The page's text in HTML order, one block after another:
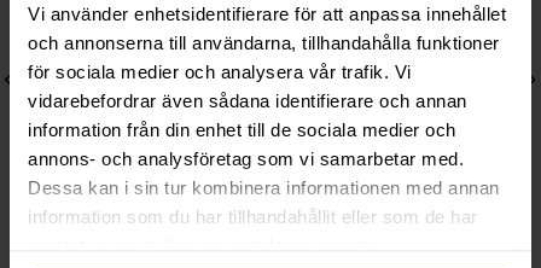
Vi använder enhetsidentifierare för att anpassa innehållet
och annonserna till användarna, tillhandahålla funktioner
för sociala medier och analysera vår trafik. Vi
vidarebefordrar även sådana identifierare och annan
information från din enhet till de sociala medier och
annons- och analysföretag som vi samarbetar med.
Dessa kan i sin tur kombinera informationen med annan
information som du har tillhandahållit eller som de har